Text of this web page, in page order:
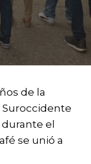
de la
Suroccidente
el
se unió a